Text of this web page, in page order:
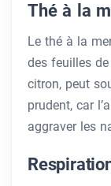
Thé à la
Le thé à la
des feuilles
citron, peut
prudent, car
aggraver les